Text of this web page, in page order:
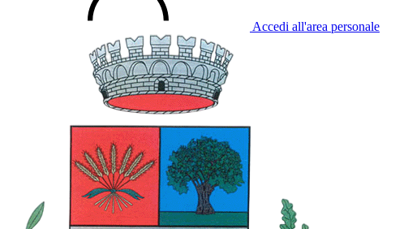
Accedi all'area personale